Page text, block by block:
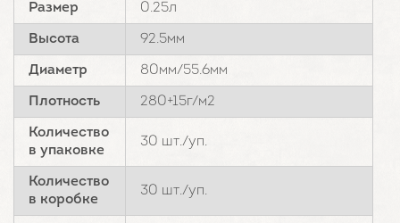
Размер 0.25л
Высота 92.5мм
Диаметр 80мм/55.6мм
Плотность 280+15г/м2
Количество
в упаковке
30 шт./уп.
Количество
в коробке
30 шт./уп.